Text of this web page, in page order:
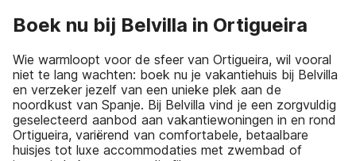
Boek nu bij Belvilla in Ortigueira
Wie warmloopt voor de sfeer van Ortigueira, wil vooral
niet te lang wachten: boek nu je vakantiehuis bij Belvilla
en verzeker jezelf van een unieke plek aan de
noordkust van Spanje. Bij Belvilla vind je een zorgvuldig
geselecteerd aanbod aan vakantiewoningen in en rond
Ortigueira, variërend van comfortabele, betaalbare
huisjes tot luxe accommodaties met zwembad of